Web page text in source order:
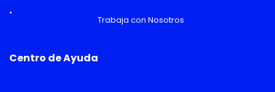
Trabaja con Nosotros
Centro de Ayuda